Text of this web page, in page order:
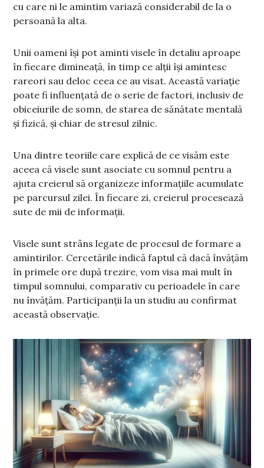
cu care ni le amintim variază considerabil de la o
persoană la alta.
Unii oameni își pot aminti visele în detaliu aproape
în fiecare dimineață, în timp ce alții își amintesc
rareori sau deloc ceea ce au visat. Această variație
poate fi influențată de o serie de factori, inclusiv de
obiceiurile de somn, de starea de sănătate mentală
și fizică, și chiar de stresul zilnic.
Una dintre teoriile care explică de ce visăm este
aceea că visele sunt asociate cu somnul pentru a
ajuta creierul să organizeze informațiile acumulate
pe parcursul zilei. În fiecare zi, creierul procesează
sute de mii de informații.
Visele sunt strâns legate de procesul de formare a
amintirilor. Cercetările indică faptul că dacă învățăm
în primele ore după trezire, vom visa mai mult în
timpul somnului, comparativ cu perioadele în care
nu învățăm. Participanții la un studiu au confirmat
această observație.